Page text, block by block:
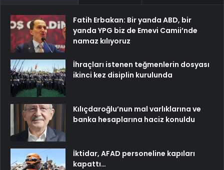
Fatih Erbakan: Bir yanda ABD, bir
yanda YPG biz de Emevi Camii’nde
namaz kılıyoruz
İhraçları istenen teğmenlerin dosyası
ikinci kez disiplin kurulunda
Kılıçdaroğlu’nun mal varlıklarına ve
banka hesaplarına haciz konuldu
İktidar, AFAD personeline kapıları
kapattı…